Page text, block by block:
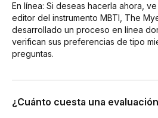
En línea: Si deseas hacerla ahora,
editor del instrumento MBTI, The
desarrollado un proceso en línea
verifican sus preferencias de tipo
preguntas.
¿Cuánto cuesta una